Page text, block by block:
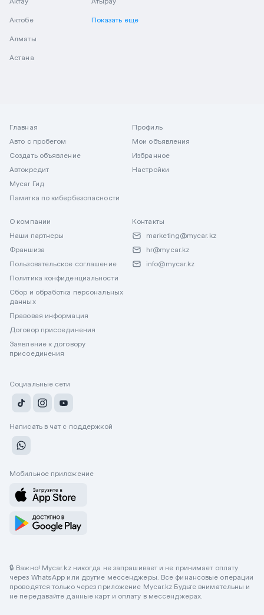
Актобе
Алматы
Астана
Показать еще
Главная
Авто с пробегом
Создать объявление
Автокредит
Mycar Гид
Памятка по кибербезопасности
Профиль
Мои объявления
Избранное
Настройки
О компании
Наши партнеры
Франшиза
Пользовательское соглашение
Политика конфиденциальности
Сбор и обработка персональных
данных
Правовая информация
Договор присоединения
Заявление к договору
присоединения
Контакты
marketing@mycar.kz
hr@mycar.kz
info@mycar.kz
Социальные сети
Написать в чат с поддержкой
Мобильное приложение
🔒 Важно! Mycar.kz никогда не запрашивает и не принимает оплату
через WhatsApp или другие мессенджеры. Все финансовые операции
проводятся только через приложение Mycar.kz Будьте внимательны и
не передавайте данные карт и оплату в мессенджерах.